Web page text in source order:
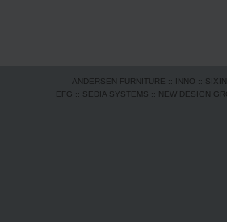
ANDERSEN FURNITURE :: INNO ::
EFG :: SEDIA SYSTEMS :: NEW DESIGN